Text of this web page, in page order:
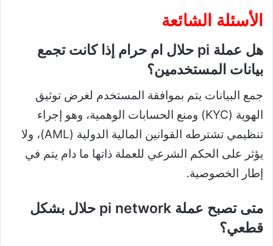
الأسئلة الشائعة
هل عملة pi حلال ام حرام إذا كانت تجمع
بيانات المستخدمين؟
جمع البيانات يتم بموافقة المستخدم لغرض توثيق
الهوية (KYC) ومنع الحسابات الوهمية، وهو إجراء
تنظيمي تشترطه القوانين المالية الدولية (AML)، ولا
يؤثر على الحكم الشرعي للعملة ذاتها ما دام يتم في
إطار الخصوصية.
متى تصبح عملة pi network حلال بشكل
قطعي؟